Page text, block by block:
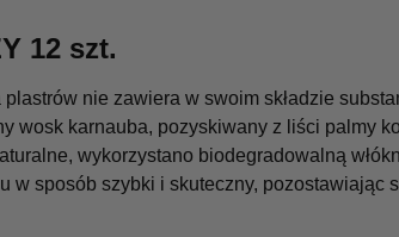
12 szt.
nie zawiera w swoim składzie
wosk karnauba, pozyskiwany z liści palmy
wykorzystano biodegradowalną
sposób szybki i skuteczny, pozostawiając